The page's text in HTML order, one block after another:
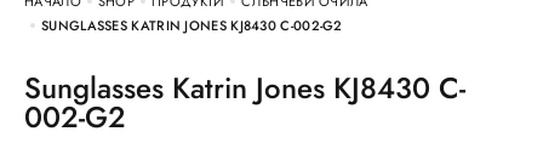
SUNGLASSES KATRIN JONES KJ8430 C-002-G2
Sunglasses Katrin Jones KJ8430 C-
002-G2